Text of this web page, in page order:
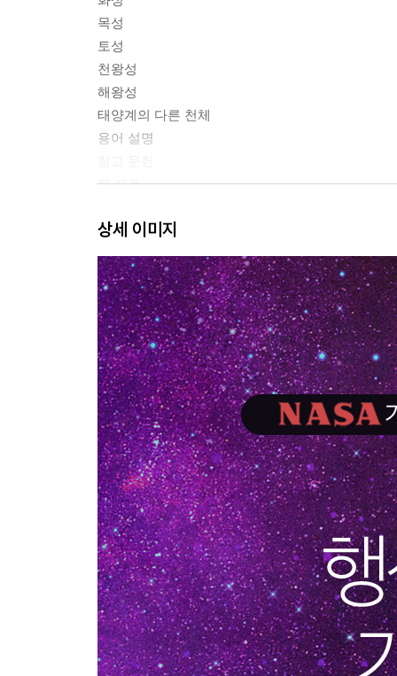
목성
토성
천왕성
해왕성
태양계의 다른 천체
용어 설명
웹 자료
상세 이미지